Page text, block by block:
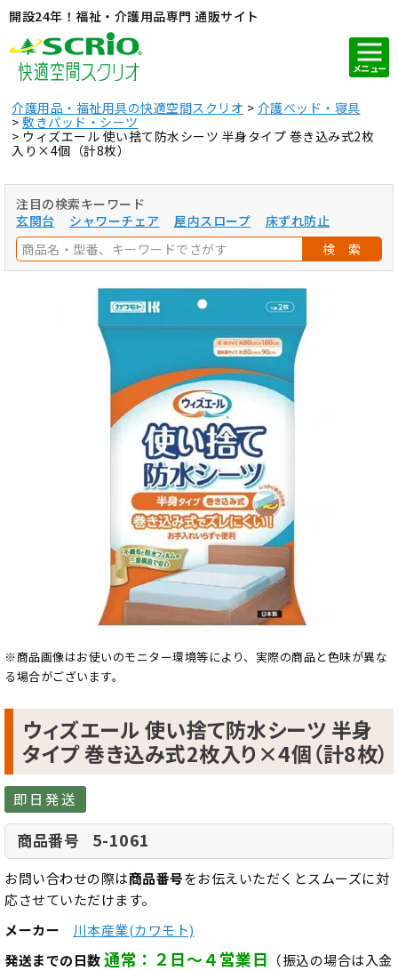
開設24年！福祉・介護用品専門 通販サイト
メニュー
介護用品・福祉用具の快適空間スクリオ
介護ベッド・寝具
敷きパッド・シーツ
ウィズエール 使い捨て防水シーツ 半身タイプ 巻き込み式2枚
入り×4個（計8枚）
注目の検索キーワード
玄関台
シャワーチェア 屋内スロープ
床ずれ防止
検 索
※商品画像はお使いのモニター環境等により、実際の商品と色味が異な
る場合がございます。
ウィズエール 使い捨て防水シーツ 半身
タイプ 巻き込み式2枚入り×4個（計8枚）
即日発送
商品番号 5-1061
お問い合わせの際は商品番号をお伝えいただくとスムーズに対
応させていただけます。
メーカー
川本産業(カワモト)
発送までの日数通常：２日～４営業日 （振込の場合は入金